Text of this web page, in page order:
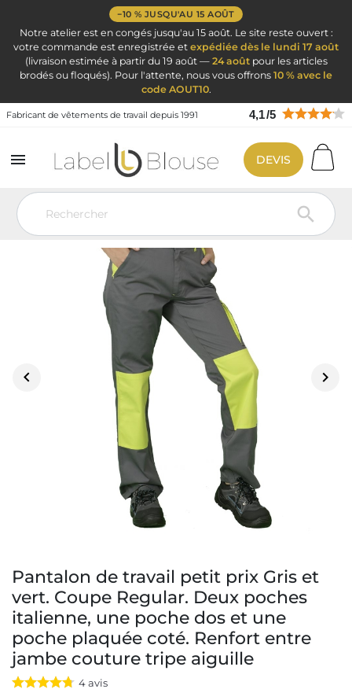
−10 % JUSQU'AU 15 AOÛT
Notre atelier est en congés jusqu'au 15 août. Le site reste ouvert :
votre commande est enregistrée et expédiée dès le lundi 17 août
(livraison estimée à partir du 19 août — 24 aoûtpour les articles
brodés ou floqués). Pour l'attente, nous vous offrons 10 % avec le
code AOUT10.
Fabricant de vêtements de travail depuis 1991 4,1/5


DEVIS
Vêtement de travail Vêtement de travail
Pantalon de travail
 
Pantalon de travail petit prix Gris et
vert. Coupe Regular. Deux poches
italienne, une poche dos et une
poche plaquée coté. Renfort entre
jambe couture tripe aiguille
4avis